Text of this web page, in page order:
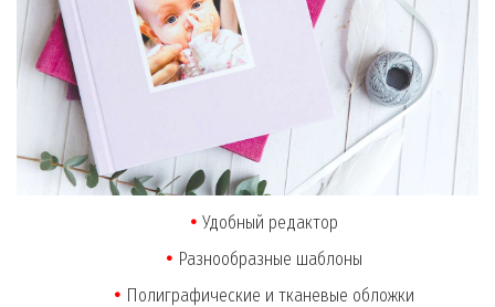
Удобный редактор
Разнообразные шаблоны
Полиграфические и тканевые обложки